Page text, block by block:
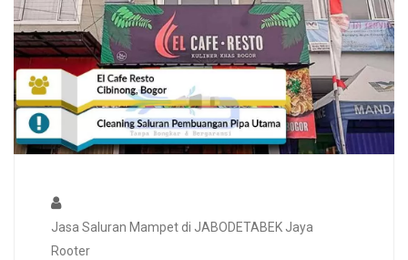
Jasa Saluran Mampet di JABODETABEK Jaya
Rooter